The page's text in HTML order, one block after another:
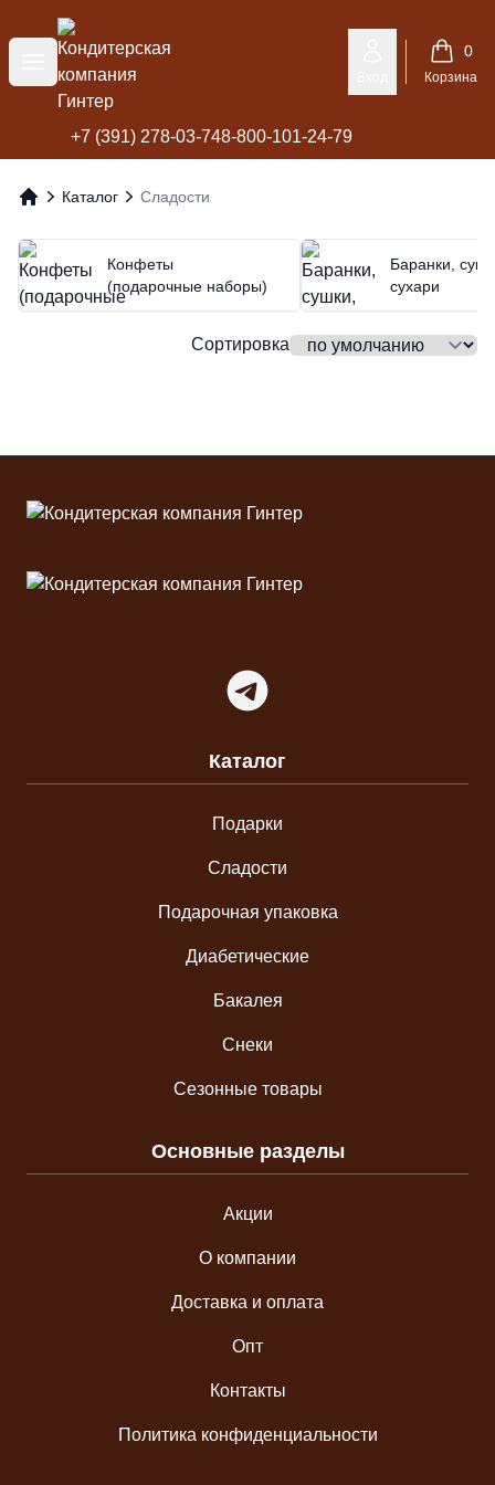
Меню
Кондитерская компания Гинтер
0
Корзина
+7 (391) 278-03-748-800-101-24-79
Каталог Сладости
Конфеты
(подарочные наборы)
Баранки,
сухари
Сортировка
Telegram
Каталог
Подарки
Сладости
Подарочная упаковка
Диабетические
Бакалея
Снеки
Сезонные товары
Основные разделы
Акции
О компании
Доставка и оплата
Опт
Контакты
Политика конфиденциальности